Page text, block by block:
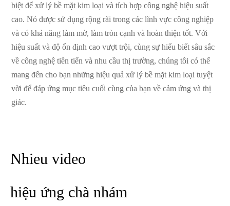
biệt để xử lý bề mặt kim loại và tích hợp công nghệ hiệu suất
cao. Nó được sử dụng rộng rãi trong các lĩnh vực công nghiệp
và có khả năng làm mờ, làm tròn cạnh và hoàn thiện tốt. Với
hiệu suất và độ ổn định cao vượt trội, cùng sự hiểu biết sâu sắc
về công nghệ tiên tiến và nhu cầu thị trường, chúng tôi có thể
mang đến cho bạn những hiệu quả xử lý bề mặt kim loại tuyệt
vời để đáp ứng mục tiêu cuối cùng của bạn về cảm ứng và thị
giác.
Nhieu video
hiệu ứng chà nhám